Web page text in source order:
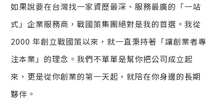
如果說要在台灣找一家資歷最深、服務最廣的「一站
式」企業服務商，戰國策集團絕對是我的首選。我從
2000 年創立戰國策以來，就一直秉持著「讓創業者專
注本業」的理念。我們不單單是幫你把公司成立起
來，更是從你創業的第一天起，就陪在你身邊的長期
夥伴。